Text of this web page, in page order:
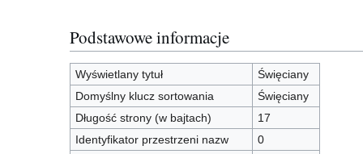
Podstawowe informacje
Wyświetlany tytuł
Święciany
Domyślny klucz sortowania
Święciany
Długość strony (w bajtach)
17
Identyfikator przestrzeni nazw
0